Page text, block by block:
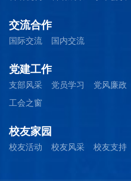
交流合作
国际交流 国内交流
党建工作
支部风采 党员学习 党风廉政
工会之窗
校友家园
校友活动 校友风采 校友支持